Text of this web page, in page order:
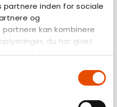
inden for sociale
og
kan kombinere
du har givet
fra din brug af